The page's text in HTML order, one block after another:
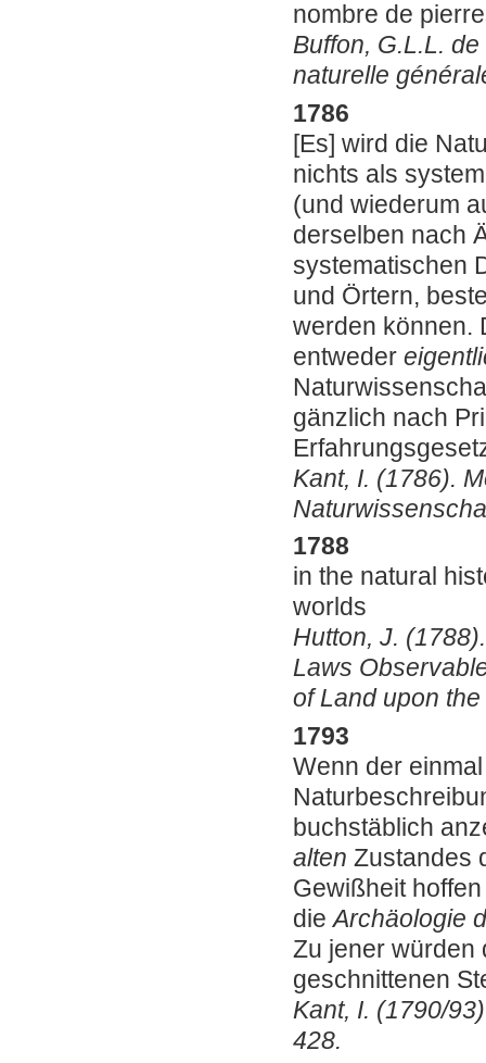
nombre de
Buffon, G.L.L.
naturelle
1786
[Es] wird die
nichts als
(und wiederum
derselben nach
systematischen
und Örtern,
werden können.
entweder
gänzlich nach
Kant, I. (1786).
1788
in the natural
worlds
Hutton, J.
Laws
of Land upon
1793
Wenn der
buchstäblich
alten Zustandes
Gewißheit
dieArchäologie
Zu jener würden
geschnittenen
Kant, I. (1790/
428.